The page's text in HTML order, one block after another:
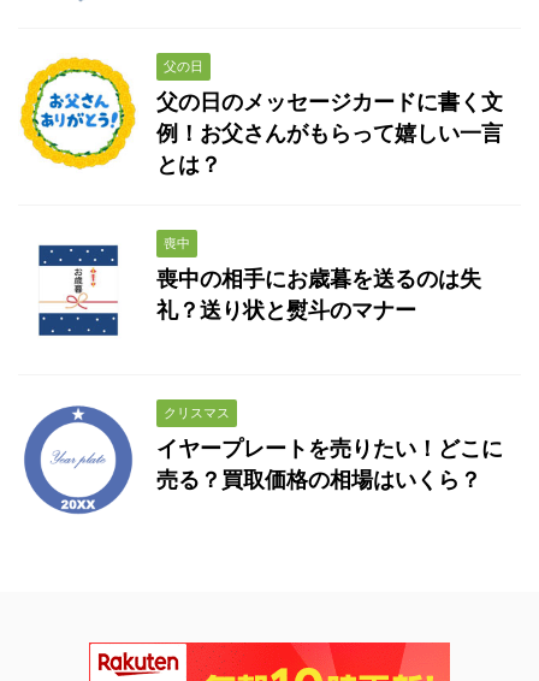
父の日
父の日のメッセージカードに書く文
例！お父さんがもらって嬉しい一言
とは？
喪中
喪中の相手にお歳暮を送るのは失
礼？送り状と熨斗のマナー
クリスマス
イヤープレートを売りたい！どこに
売る？買取価格の相場はいくら？